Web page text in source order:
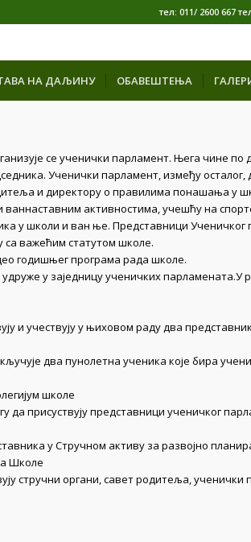
тел: 011/ 2600 667
НА ДАЉИНУ ОБАВЕШТЕЊА
се ученички парламент. Њега чине
Ученички парламент, између
и директору о правилима понашања у
ваннаставним активностима, учешћу на
у школи и ван ње. Представници Ученичког
са важећим статутом школе.
годишњег програма рада школе.
у заједницу ученичких парламената.У
и учествују у њиховом раду два
два пунолетна ученика које бира
школе
да присуствују представници ученичког
у Стручном активу за развојно
Школе
стручни органи, савет родитеља, ученички